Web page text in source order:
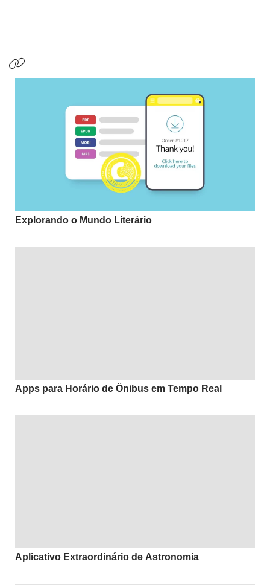
Explorando o Mundo Literário
Apps para Horário de Ônibus em Tempo Real
Aplicativo Extraordinário de Astronomia